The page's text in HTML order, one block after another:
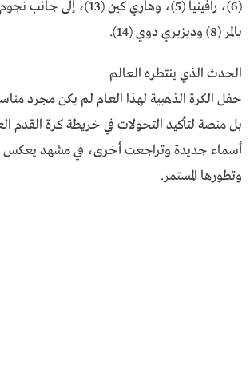
(6)، رافينيا (5)، وهاري كين
بالمر (8) وديزيري دوي (14).
الحدث الذي ينتظره العالم
حفل الكرة الذهبية لهذا العام لم يكن مجرد
بل منصة لتأكيد التحولات في خريطة كرة القدم
أسماء جديدة وتراجعت أخرى، في مشهد يعكس
وتطورها المستمر.